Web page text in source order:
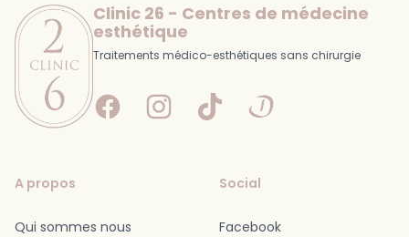
Clinic 26 - Centres de médecine
esthétique
Traitements médico-esthétiques sans chirurgie
FacebookInstagram
Tiktok Doctolib
A propos
Qui sommes nous
Social
Facebook